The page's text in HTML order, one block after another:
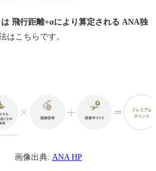
飛行距離+αにより算定される ANA独
はこちらです。
画像出典: ANA HP